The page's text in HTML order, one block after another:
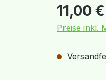
Regulärer
11,00 €
Preise inkl.